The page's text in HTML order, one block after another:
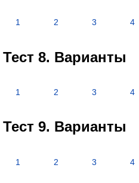
1 2 3 4
Тест 8. Варианты
1 2 3 4
Тест 9. Варианты
1 2 3 4